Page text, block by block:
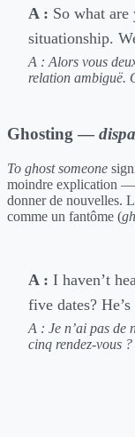
A : So what are
situationship.
A : Alors vous
relation ambiguë.
Ghosting —
To ghost someone
moindre explication —
donner de nouvelles.
comme un fantôme (
A : I haven’t
five dates?
A : Je n’ai pas de
cinq rendez-vous